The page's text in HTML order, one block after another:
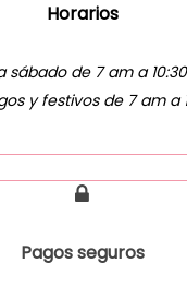
Horarios
sábado de 7 am a
y festivos de 7 am a
Pagos seguros